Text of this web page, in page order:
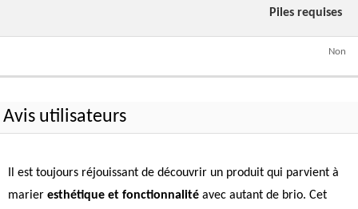
Piles requises
Non
Avis utilisateurs
Il est toujours réjouissant de découvrir un produit qui parvient à
marier esthétique et fonctionnalité avec autant de brio. Cet